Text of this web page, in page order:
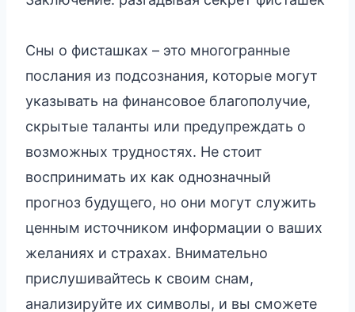
Сны о фисташках – это многогранные
послания из подсознания, которые могут
указывать на финансовое благополучие,
скрытые таланты или предупреждать о
возможных трудностях. Не стоит
воспринимать их как однозначный
прогноз будущего, но они могут служить
ценным источником информации о ваших
желаниях и страхах. Внимательно
прислушивайтесь к своим снам,
анализируйте их символы, и вы сможете